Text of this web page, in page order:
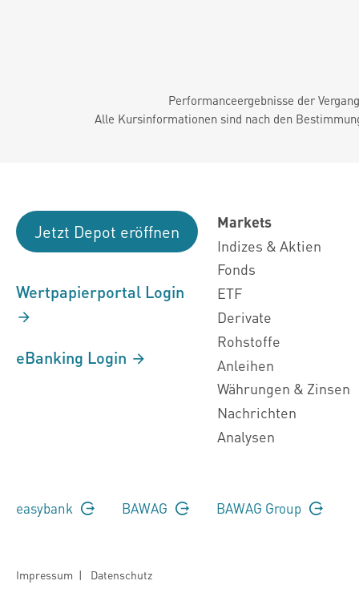
Performanceergebnisse der
Alle Kursinformationen sind nach den
Jetzt Depot eröffnen
Wertpapierportal Login
eBanking Login
Markets
Indizes & Aktien
Fonds
ETF
Derivate
Rohstoffe
Anleihen
Währungen & Zinsen
Nachrichten
Analysen
easybank BAWAG BAWAG Group
Impressum | Datenschutz